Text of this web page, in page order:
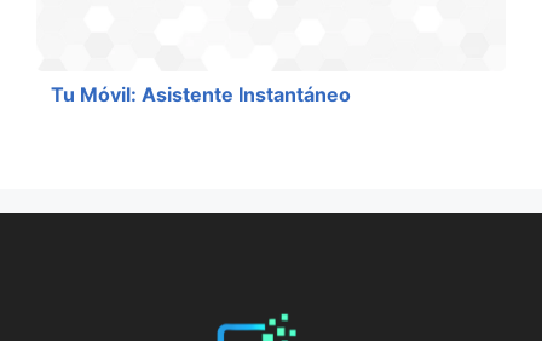
Tu Móvil: Asistente Instantáneo